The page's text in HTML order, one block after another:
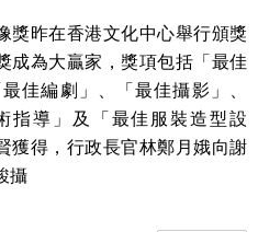
昨在香港文化中心舉行頒獎
成為大贏家，獎項包括「最佳
佳編劇」、「最佳攝影」、
指導」及「最佳服裝造型設
獲得，行政長官林鄭月娥向謝
攝